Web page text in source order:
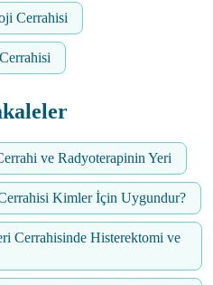
Cerrahisi
ve Radyoterapinin Yeri
Kimler İçin Uygundur?
Cerrahisinde Histerektomi ve